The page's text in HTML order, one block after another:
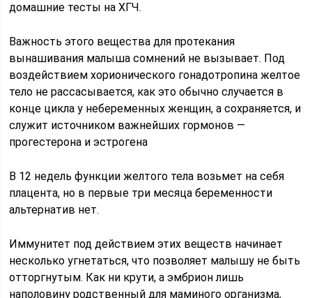
домашние тесты на ХГЧ.
Важность этого вещества для протекания
вынашивания малыша сомнений не вызывает. Под
воздействием хорионического гонадотропина желтое
тело не рассасывается, как это обычно случается в
конце цикла у небеременных женщин, а сохраняется, и
служит источником важнейших гормонов —
прогестерона и эстрогена
В 12 недель функции желтого тела возьмет на себя
плацента, но в первые три месяца беременности
альтернатив нет.
Иммунитет под действием этих веществ начинает
несколько угнетаться, что позволяет малышу не быть
отторгнутым. Как ни крути, а эмбрион лишь
наполовину родственный для маминого организма,